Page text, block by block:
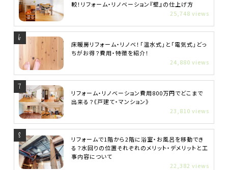
較！リフォーム・リノベーション『壁』の仕上げ方
25,748 views
床暖房リフォーム・リノベ！「温水式」と「電気式」どっ
ちがお得？費用・特徴を紹介！
24,880 views
リフォーム・リノベーション費用800万円でどこまで
出来る？《戸建て・マンション》
23,810 views
リフォームで1階から2階に浴室・お風呂を移動でき
る？水回りの位置それぞれのメリット・デメリットと工
事内容について
22,382 views